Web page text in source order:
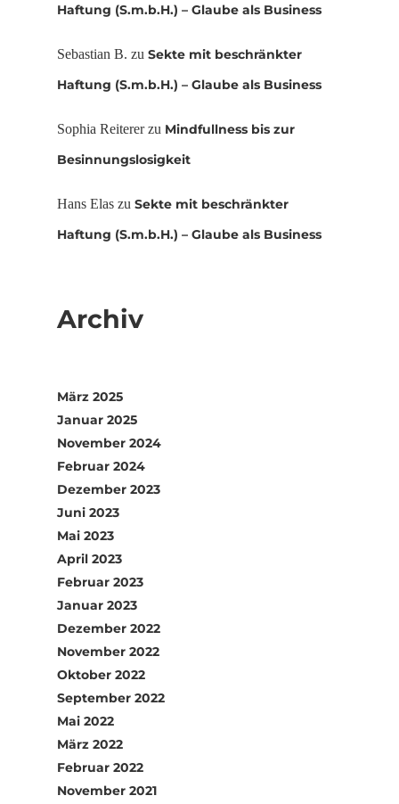
Haftung (S.m.b.H.) – Glaube als Business
Sebastian B. zu Sekte mit beschränkter
Haftung (S.m.b.H.) – Glaube als Business
Sophia Reitererzu Mindfullness bis zur
Besinnungslosigkeit
Hans Elas zu Sekte mit beschränkter
Haftung (S.m.b.H.) – Glaube als Business
Archiv
März 2025
Januar 2025
November 2024
Februar 2024
Dezember 2023
Juni 2023
Mai 2023
April 2023
Februar 2023
Januar 2023
Dezember 2022
November 2022
Oktober 2022
September 2022
Mai 2022
März 2022
Februar 2022
November 2021